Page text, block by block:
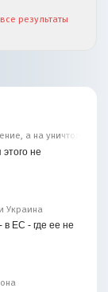
все результаты
а на уничтожение
не
Украина
ЕС - где ее не